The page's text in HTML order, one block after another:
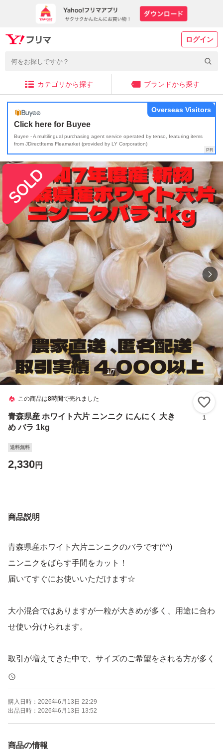
ログイン
カテゴリから探す ブランドから探す
Click here for Buyee
Buyee - A multilingual purchasing agent service operated by tenso, featuring items
from JDirectItems Fleamarket (provided by LY Corporation)
Overseas Visitors
1/7
この商品は8時間で売れました
青森県産 ホワイト六片 ニンニク にんにく 大き
め バラ 1kg
1
送料無料
2,330円
商品説明
青森県産ホワイト六片ニンニクのバラです(^^)
ニンニクをばらす手間をカット！
届いてすぐにお使いいただけます☆
大小混合ではありますが一粒が大きめが多く、用途に合わ
せ使い分けられます。
取引が増えてきた中で、サイズのご希望をされる方が多く
なってきました。
基本的にはサイズ混合の商品となっておりますので、大き
めなどの詳しいサイズ希望の方へは、選別代をプラスさせ
ていただきますのでご了承ください。
購入日時： 2026年6月13日 22:29
出品日時： 2026年6月13日 13:52
商品の情報